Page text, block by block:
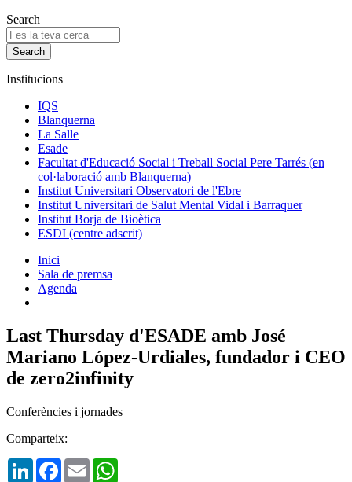
Search
Institucions
IQS
Blanquerna
La Salle
Esade
Facultat d'Educació Social i Treball Social Pere Tarrés (en
col·laboració amb Blanquerna)
Institut Universitari Observatori de l'Ebre
Institut Universitari de Salut Mental Vidal i Barraquer
Institut Borja de Bioètica
ESDI (centre adscrit)
Inici
Sala de premsa
Agenda
Last Thursday d'ESADE amb José
Mariano López-Urdiales, fundador i CEO
de zero2infinity
Conferències i jornades
Comparteix:
LinkedInFacebook
Email